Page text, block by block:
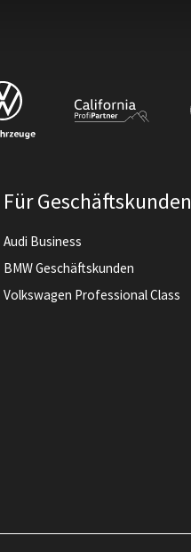
Für Geschäftskunden
Audi Business
BMW Geschäftskunden
Volkswagen Professional Class